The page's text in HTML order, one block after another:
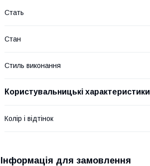
Стать
Стан
Стиль виконання
Користувальницькі характеристики
Колір і відтінок
Інформація для замовлення